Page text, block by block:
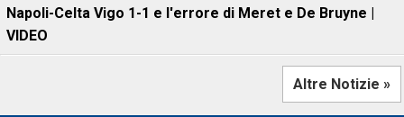
Napoli-Celta Vigo 1-1 e l'errore di Meret e De Bruyne |
VIDEO
Altre Notizie »